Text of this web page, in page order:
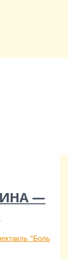
—
"Боль